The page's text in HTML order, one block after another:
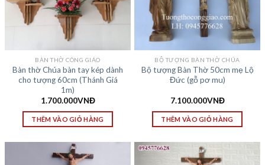
BÀN THỜ CÔNG GIÁO
Bàn thờ Chúa bàn tay kép dành
cho tượng 60cm (Thánh Giá
1m)
1.700.000VNĐ
THÊM VÀO GIỎ HÀNG
BỘ TƯỢNG BÀN THỜ CHÚA
Bộ tượng Bàn Thờ 50cm mẹ Lộ
Đức (gỗ pơ mu)
7.100.000VNĐ
THÊM VÀO GIỎ HÀNG